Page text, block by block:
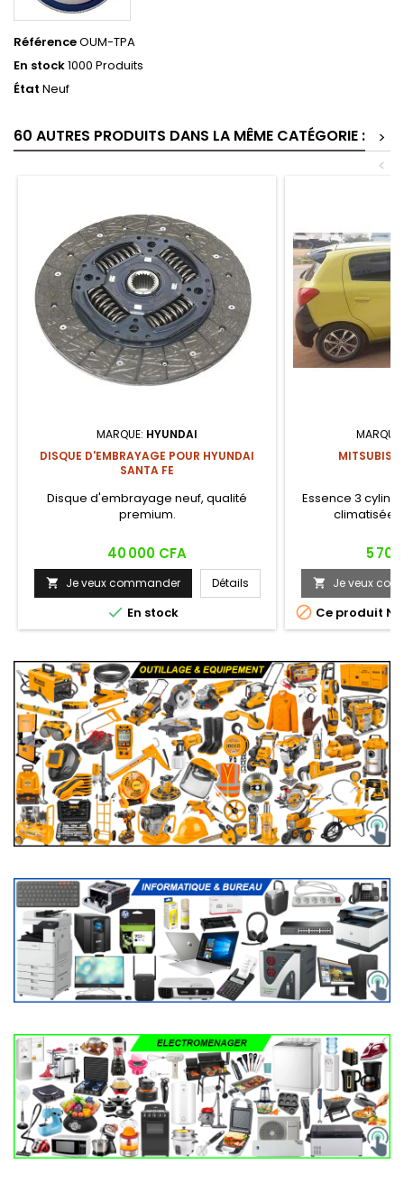
RéférenceOUM-TPA
En stock1000 Produits
État Neuf
60 AUTRES PRODUITS DANS LA MÊME CATÉGORIE :
>
<
MARQUE: HYUNDAI
DISQUE D'EMBRAYAGE POUR HYUNDAI
SANTA FE
Disque d'embrayage neuf, qualité
premium.
Prix
40 000 CFA
 Je veux commander Détails
 En stock
Essence 3 cylin
climatisée,
Prix
5
 Je veux
 Ce produit